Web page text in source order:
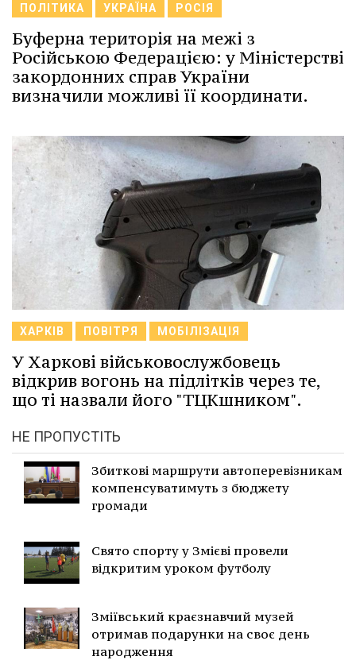
ПОЛІТИКА УКРАЇНА РОСІЯ
Буферна територія на межі з
Російською Федерацією: у Міністерстві
закордонних справ України
визначили можливі її координати.
ХАРКІВ ПОВІТРЯ МОБІЛІЗАЦІЯ
У Харкові військовослужбовець
відкрив вогонь на підлітків через те,
що ті назвали його "ТЦКшником".
НЕ ПРОПУСТІТЬ
Збиткові маршрути автоперевізникам
компенсуватимуть з бюджету
громади
Свято спорту у Змієві провели
відкритим уроком футболу
Зміївський краєзнавчий музей
отримав подарунки на своє день
народження